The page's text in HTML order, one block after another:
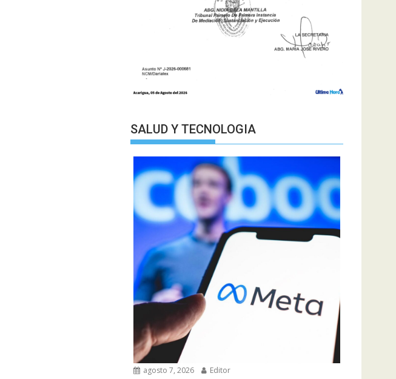
SALUD Y TECNOLOGIA
agosto 7, 2026 Editor